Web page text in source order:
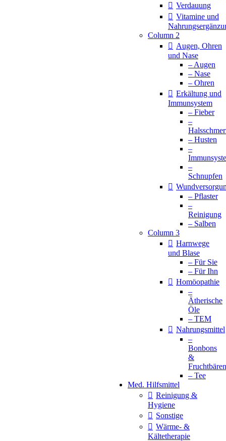
Verdauung
Vitamine und
Column 2
Augen, Ohren
und Nase
– Augen
– Nase
– Ohren
Erkältung und
Immunsystem
– Fieber
–
– Husten
–
–
Schnupfen
– Pflaster
–
Reinigung
– Salben
Column 3
Harnwege
und Blase
– Für Sie
– Für Ihn
Homöopathie
–
Ätherische
Öle
– TEM
Nahrungsmittel
–
Bonbons
&
Fruchtbären
– Tee
Med. Hilfsmittel
Reinigung &
Hygiene
Sonstige
Wärme- &
Kältetherapie